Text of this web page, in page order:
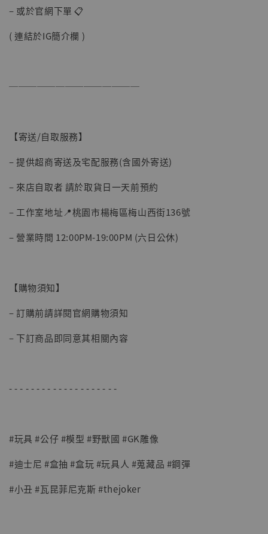
– 或於官網下單 📋
( 連結於IG簡介欄 )
──────────────
【寄送/自取服務】
– 提供超商寄送及宅配服務(含國外寄送)
– 來店自取者 請於取貨日一天前預約
– 工作室地址📍桃園市楊梅區梅山西街136號
– 營業時間 12:00PM-19:00PM (六日公休)
【購物須知】
– 訂購前請詳閱官網購物須知
– 下訂商品即同意其相關內容
- - - - - - - - - - - - - - - - - - - -
#玩具 #公仔 #模型 #野獸國 #GK雕像
#迪士尼 #盒抽 #盒玩 #玩具人 #蒐藏品 #鋼彈
#小丑 #瓦昆菲尼克斯 #thejoker